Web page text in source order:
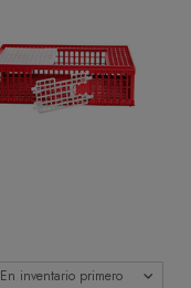
En inventario primero